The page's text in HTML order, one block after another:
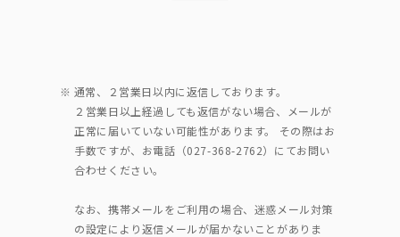
※ 通常、２営業日以内に返信しております。
２営業日以上経過しても返信がない場合、メールが
正常に届いていない可能性があります。 その際はお
手数ですが、お電話（027-368-2762）にてお問い
合わせください。
なお、携帯メールをご利用の場合、迷惑メール対策
の設定により返信メールが届かないことがありま